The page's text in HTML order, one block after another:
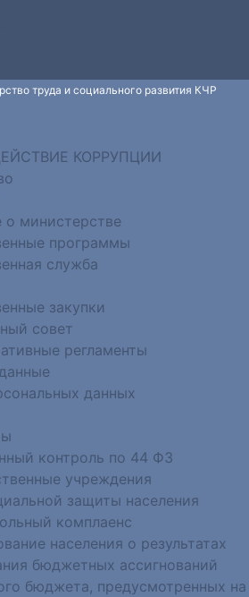
труда и социального развития КЧР
КОРРУПЦИИ
министерстве
программы
служба
закупки
совет
регламенты
данных
контроль по 44 ФЗ
учреждения
защиты населения
комплаенс
населения о результатах
бюджетных ассигнований
бюджета, предусмотренных на